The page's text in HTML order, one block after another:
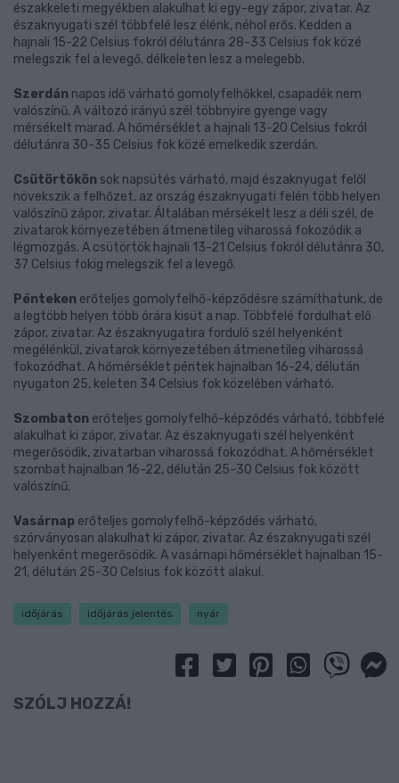
északkeleti megyékben alakulhat ki egy-egy zápor, zivatar. Az
északnyugati szél többfelé lesz élénk, néhol erős. Kedden a
hajnali 15-22 Celsius fokról délutánra 28-33 Celsius fok közé
melegszik fel a levegő, délkeleten lesz a melegebb.
Szerdán napos idő várható gomolyfelhőkkel, csapadék nem
valószínű. A változó irányú szél többnyire gyenge vagy
mérsékelt marad. A hőmérséklet a hajnali 13-20 Celsius fokról
délutánra 30-35 Celsius fok közé emelkedik szerdán.
Csütörtökön sok napsütés várható, majd északnyugat felől
növekszik a felhőzet, az ország északnyugati felén több helyen
valószínű zápor, zivatar. Általában mérsékelt lesz a déli szél, de
zivatarok környezetében átmenetileg viharossá fokozódik a
légmozgás. A csütörtök hajnali 13-21 Celsius fokról délutánra 30,
37 Celsius fokig melegszik fel a levegő.
Pénteken erőteljes gomolyfelhő-képződésre számíthatunk, de
a legtöbb helyen több órára kisüt a nap. Többfelé fordulhat elő
zápor, zivatar. Az északnyugatira forduló szél helyenként
megélénkül, zivatarok környezetében átmenetileg viharossá
fokozódhat. A hőmérséklet péntek hajnalban 16-24, délután
nyugaton 25, keleten 34 Celsius fok közelében várható.
Szombaton erőteljes gomolyfelhő-képződés várható, többfelé
alakulhat ki zápor, zivatar. Az északnyugati szél helyenként
megerősödik, zivatarban viharossá fokozódhat. A hőmérséklet
szombat hajnalban 16-22, délután 25-30 Celsius fok között
valószínű.
Vasárnap erőteljes gomolyfelhő-képződés várható,
szórványosan alakulhat ki zápor, zivatar. Az északnyugati szél
helyenként megerősödik. A vasárnapi hőmérséklet hajnalban 15-
21, délután 25-30 Celsius fok között alakul.
időjárás időjárás jelentés nyár
SZÓLJ HOZZÁ!